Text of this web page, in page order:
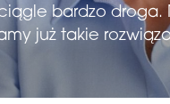
bardzo droga.
już takie